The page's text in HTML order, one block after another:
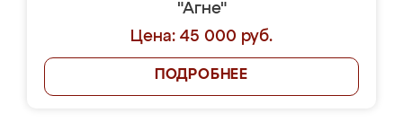
"Агне"
Цена: 45 000 руб.
ПОДРОБНЕЕ